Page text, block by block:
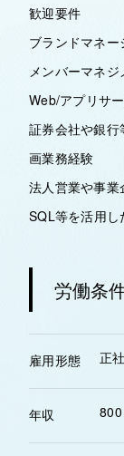
歓迎要件
ブランドマネー
メンバーマネ
Web/アプリサ
証券会社や銀
画業務経験
法人営業や事
SQL等を活用
労働条
雇用形態 正
年収